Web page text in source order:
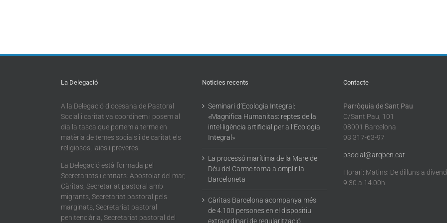
La Delegació
A la Delegació diocesana de Pastoral
Social i caritativa coordinem i posem al
dia la tasca que portem a terme en
matèria de temes socials i de caritat els
religiosos, laics i preveres.
La Delegació està formada pel
Secretariats i entitats: Apostolat del mar,
Càritas, Secretariat pastoral amb
migrants, Secretariat pastoral pels
marginats, Secretariat pastoral
penitenciària, Secretariat pastoral del
Noticies recents
Seminari d’Ecologia Integral:
«Magnifica Humanitas: reptes de la
intel·ligència artificial per a l’Ecologia
Integral»
La processó marítima de la Mare de
Déu del Carme torna a omplir la
Barceloneta
Càritas Barcelona acompanya més
de 4.100 persones en el dispositiu
extraordinari de regularització
Contacte
Parròquia de Sant Pau
C/Sant Pau, 101
08001 Barcelona
93 317-63-97
psocial@arqbcn.cat
Horari: Matins: De dilluns a
9.30 a 14.00h.